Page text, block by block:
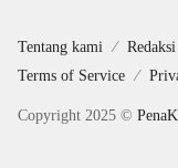
Tentang kami Redaksi
Terms of Service
Copyright 2025 ©